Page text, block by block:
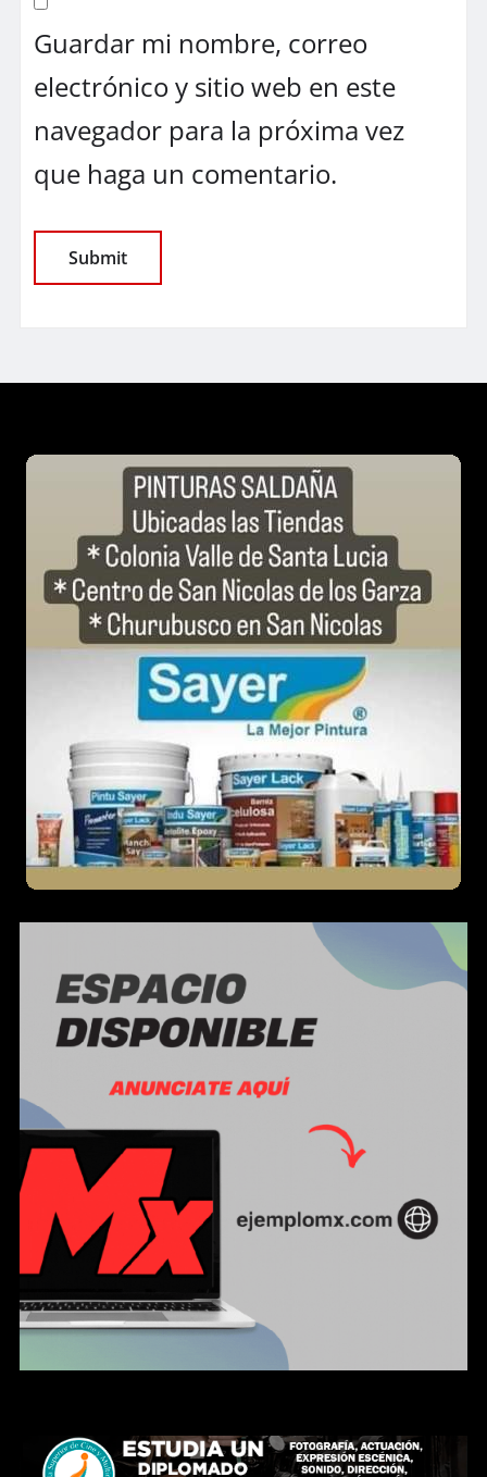
Guardar mi nombre, correo
electrónico y sitio web en este
navegador para la próxima vez
que haga un comentario.